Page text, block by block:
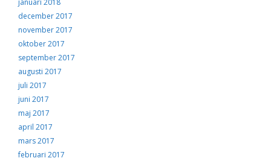
januari 2018
december 2017
november 2017
oktober 2017
september 2017
augusti 2017
juli 2017
juni 2017
maj 2017
april 2017
mars 2017
februari 2017